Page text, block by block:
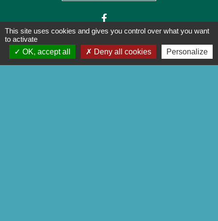
This site uses cookies and gives you control over what you want
to activate
OK, accept all
Deny all cookies Personalize